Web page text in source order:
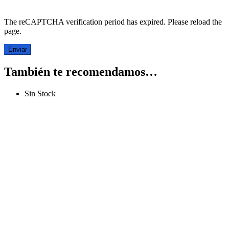
The reCAPTCHA verification period has expired. Please reload the
page.
También te recomendamos…
Sin Stock